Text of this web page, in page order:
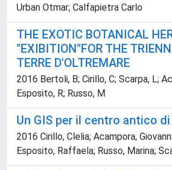
Urban Otmar; Calfapietra Carlo
THE EXOTIC BOTANICAL
"EXIBITION"FOR THE
TERRE D'OLTREMARE
2016 Bertoli, B; Cirillo, C; Scarpa, L;
Esposito, R; Russo, M
Un GIS per il centro antico
2016 Cirillo, Clelia; Acampora,
Esposito, Raffaela; Russo, Marina;